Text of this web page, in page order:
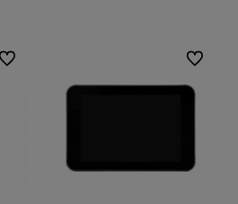
Do ulubionych Do